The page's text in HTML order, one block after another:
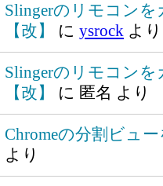
Slingerのリモコン
【改】
に ysrockより
Slingerのリモコン
【改】
に 匿名 より
Chromeの分割ビュ
より